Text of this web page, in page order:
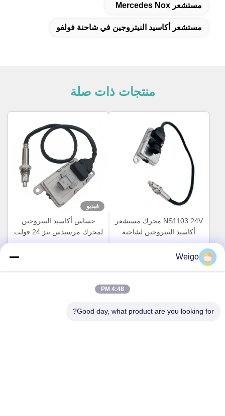
مستشعر Mercedes Nox
مستشعر أكاسيد النيتروجين في شاحنة فولفو
منتجات ذات صلة
NS1103 24V محرك مستشعر
أكاسيد النيتروجين لشاحنة
مرسيدس بنز 5WK97329A
احصل على أفضل سعر
فيديو
حساس أكاسيد النيتروجين
لمحرك مرسيدس بنز 24 فولت
Actros 5WK97331A
Weigo
4:48 PM
Good day, what product are you looking for?